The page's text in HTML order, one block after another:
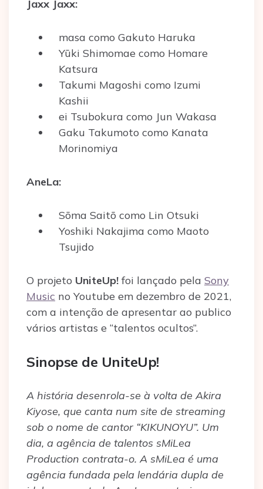
Jaxx Jaxx:
masa como Gakuto Haruka
Yūki Shimomae como Homare
Katsura
Takumi Magoshi como Izumi
Kashii
ei Tsubokura como Jun Wakasa
Gaku Takumoto como Kanata
Morinomiya
AneLa:
Sōma Saitō como Lin Otsuki
Yoshiki Nakajima como Maoto
Tsujido
O projeto UniteUp! foi lançado pela Sony
Music no Youtube em dezembro de 2021,
com a intenção de apresentar ao publico
vários artistas e “talentos ocultos”.
Sinopse de UniteUp!
A história desenrola-se à volta de Akira
Kiyose, que canta num site de streaming
sob o nome de cantor “KIKUNOYU”. Um
dia, a agência de talentos sMiLea
Production contrata-o. A sMiLea é uma
agência fundada pela lendária dupla de